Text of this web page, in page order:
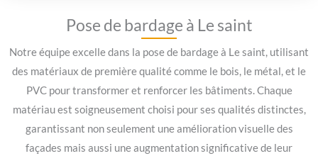
Pose de bardage à Le saint
Notre équipe excelle dans la pose de bardage à Le saint, utilisant
des matériaux de première qualité comme le bois, le métal, et le
PVC pour transformer et renforcer les bâtiments. Chaque
matériau est soigneusement choisi pour ses qualités distinctes,
garantissant non seulement une amélioration visuelle des
façades mais aussi une augmentation significative de leur